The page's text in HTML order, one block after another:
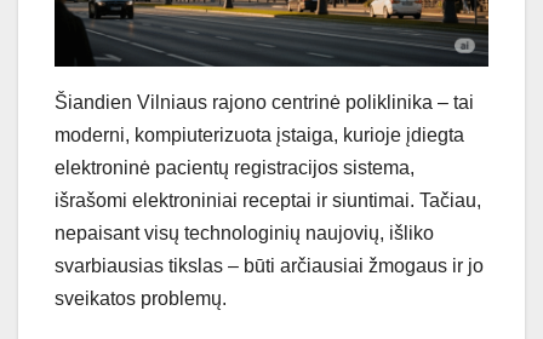
Šiandien Vilniaus rajono centrinė poliklinika – tai
moderni, kompiuterizuota įstaiga, kurioje įdiegta
elektroninė pacientų registracijos sistema,
išrašomi elektroniniai receptai ir siuntimai. Tačiau,
nepaisant visų technologinių naujovių, išliko
svarbiausias tikslas – būti arčiausiai žmogaus ir jo
sveikatos problemų.